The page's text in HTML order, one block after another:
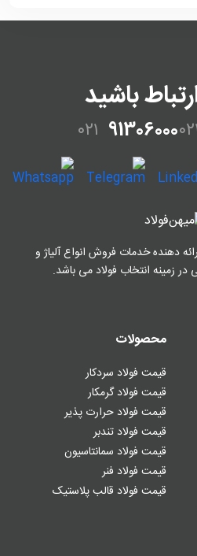
انواع آلیاژ و
در زمینه انتخاب فولاد می باشد.
محصولات
قیمت فولاد سردکار
قیمت فولاد گرمکار
قیمت فولاد حرارت پذیر
قیمت فولاد تندبر
قیمت فولاد سمانتاسیون
قیمت فولاد فنر
قیمت فولاد قالب پلاستیک
باشید
۰۲۱ 91306000